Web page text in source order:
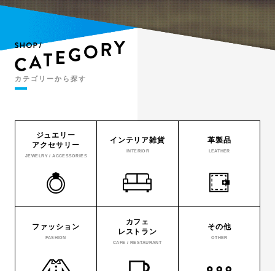
カテゴリーから探す
ジュエリー
アクセサリー
JEWELRY / ACCESSORIES
インテリア雑貨
INTERIOR
革製品
LEATHER
ファッション
FASHION
カフェ
レストラン
CAFE / RESTAURANT
その他
OTHER